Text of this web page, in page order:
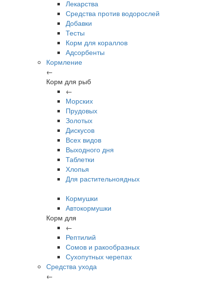
Лекарства
Средства против водорослей
Добавки
Тесты
Корм для кораллов
Адсорбенты
Кормление
←
Корм для рыб
←
Морских
Прудовых
Золотых
Дискусов
Всех видов
Выходного дня
Таблетки
Хлопья
Для растительноядных
Кормушки
Автокормушки
Корм для
←
Рептилий
Сомов и ракообразных
Сухопутных черепах
Средства ухода
←